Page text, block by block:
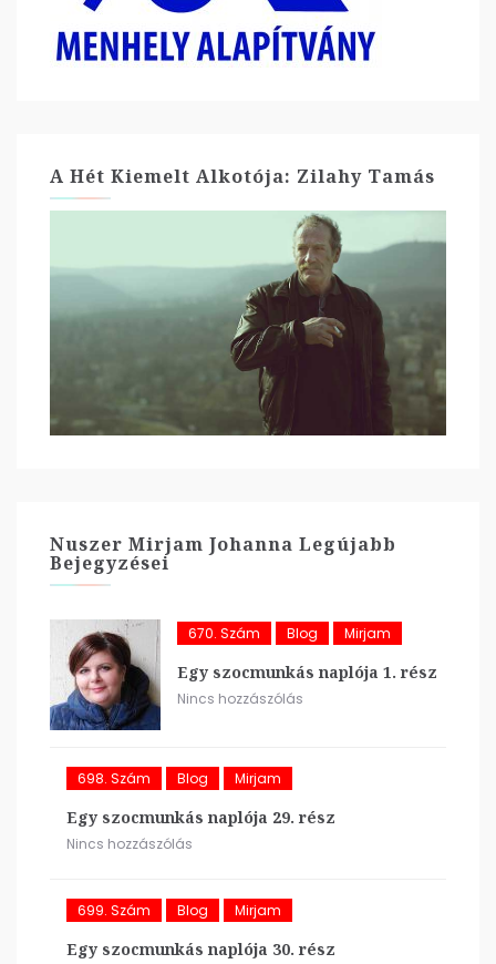
A Hét Kiemelt Alkotója: Zilahy Tamás
Nuszer Mirjam Johanna Legújabb
Bejegyzései
670. Szám Blog Mirjam
Egy szocmunkás naplója 1. rész
Nincs hozzászólás
698. Szám Blog Mirjam
Egy szocmunkás naplója 29. rész
Nincs hozzászólás
699. Szám Blog Mirjam
Egy szocmunkás naplója 30. rész